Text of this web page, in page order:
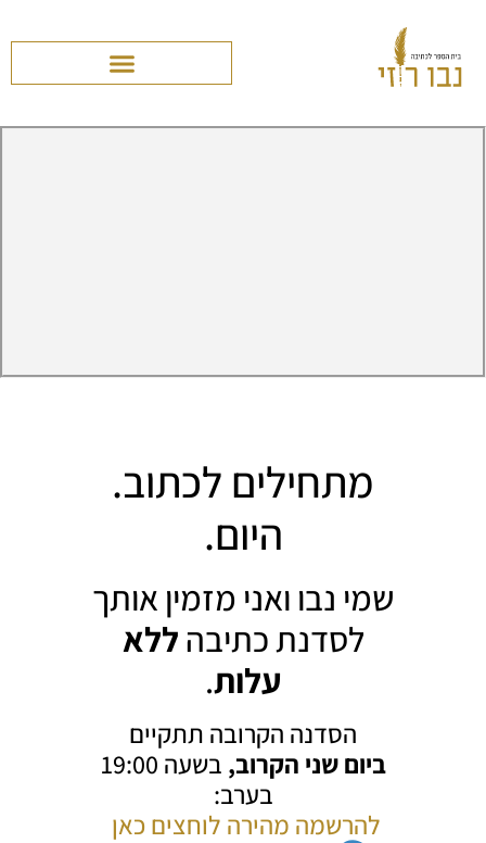
מתחילים לכתוב.
היום.
שמי נבו ואני מזמין אותך
לסדנת כתיבהללא
עלות.
הסדנה הקרובה תתקיים
ביום שני הקרוב,
בשעה 19:00
בערב:
להרשמה מהירה לוחצים כאן